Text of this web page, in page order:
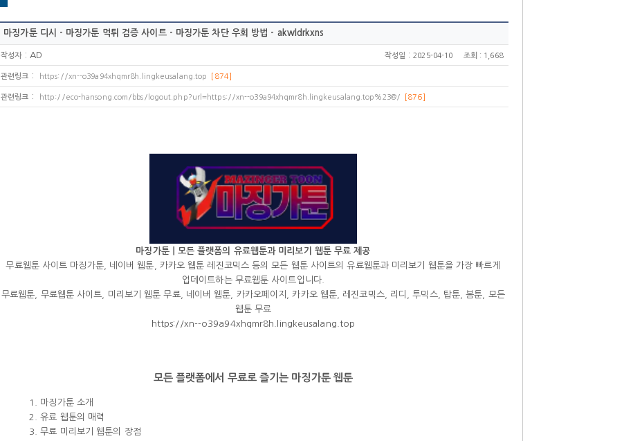
마징가툰 디시 - 마징가툰 먹튀 검증 사이트 - 마징가툰 차단 우회 방법 - akwldrkxns
작성자: AD 작성일 :2025-04-10 조회 : 1,668
관련링크 : https://xn--o39a94xhqmr8h.lingkeusalang.top [874]
관련링크 : http://eco-hansong.com/bbs/logout.php?url=https://xn--o39a94xhqmr8h.lingkeusalang.top%23@/ [876]
마징가툰ㅣ모든 플랫폼의 유료웹툰과 미리보기 웹툰 무료 제공
무료웹툰 사이트 마징가툰, 네이버 웹툰, 카카오 웹툰 레진코믹스 등의 모든 웹툰 사이트의 유료웹툰과 미리보기 웹툰을 가장 빠르게
업데이트하는 무료웹툰 사이트입니다.
무료웹툰, 무료웹툰 사이트, 미리보기 웹툰 무료, 네이버 웹툰, 카카오페이지, 카카오 웹툰, 레진코믹스, 리디, 투믹스, 탑툰, 봄툰, 모든
웹툰 무료
https://xn--o39a94xhqmr8h.lingkeusalang.top
모든 플랫폼에서 무료로 즐기는 마징가툰 웹툰
1. 마징가툰 소개
2. 유료 웹툰의 매력
3. 무료 미리보기 웹툰의 장점